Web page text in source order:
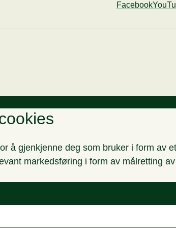
Facebook
å gjenkjenne deg som bruker i form
markedsføring i form av målretting